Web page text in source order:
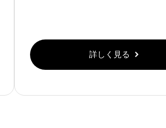
詳しく見る